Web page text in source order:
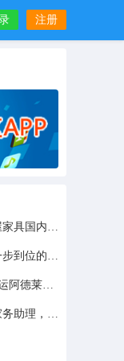
注册
悉尼靠谱方式
最新分享
清到门服务
融国际家政